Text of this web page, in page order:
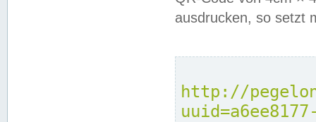
ausdrucken, so setzt
http://